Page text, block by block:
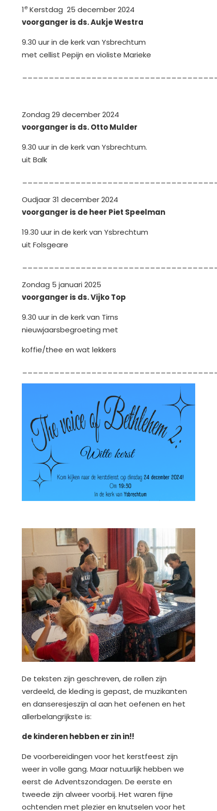
1e Kerstdag 25 december 2024
voorganger is ds. Aukje Westra
9.30 uur in de kerk van Ysbrechtum
met cellist Pepijn en violiste Marieke
Zondag 29 december 2024
voorganger is ds. Otto Mulder
9.30 uur in de kerk van Ysbrechtum.
uit Balk
Oudjaar 31 december 2024
voorganger is de heer Piet Speelman
19.30 uur in de kerk van Ysbrechtum
uit Folsgeare
Zondag 5 januari 2025
voorganger is ds. Vijko Top
9.30 uur in de kerk van Tirns
nieuwjaarsbegroeting met
koffie/thee en wat lekkers
De teksten zijn geschreven, de rollen zijn
verdeeld, de kleding is gepast, de muzikanten
en danseresjeszijn al aan het oefenen en het
allerbelangrijkste is:
de kinderen hebben er zin in!!
De voorbereidingen voor het kerstfeest zijn
weer in volle gang. Maar natuurlijk hebben we
eerst de Adventszondagen. De eerste en
tweede zijn alweer voorbij. Het waren fijne
ochtenden met plezier en knutselen voor het